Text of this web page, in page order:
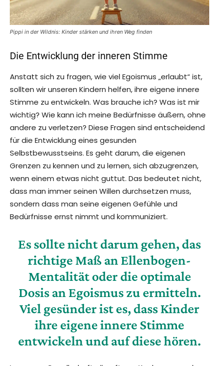
Pippi in der Wildnis: Kinder stärken und ihren Weg finden
Die Entwicklung der inneren Stimme
Anstatt sich zu fragen, wie viel Egoismus „erlaubt“ ist,
sollten wir unseren Kindern helfen, ihre eigene innere
Stimme zu entwickeln. Was brauche ich? Was ist mir
wichtig? Wie kann ich meine Bedürfnisse äußern, ohne
andere zu verletzen? Diese Fragen sind entscheidend
für die Entwicklung eines gesunden
Selbstbewusstseins. Es geht darum, die eigenen
Grenzen zu kennen und zu lernen, sich abzugrenzen,
wenn einem etwas nicht guttut. Das bedeutet nicht,
dass man immer seinen Willen durchsetzen muss,
sondern dass man seine eigenen Gefühle und
Bedürfnisse ernst nimmt und kommuniziert.
Es sollte nicht darum gehen, das
richtige Maß an Ellenbogen-
Mentalität oder die optimale
Dosis an Egoismus zu ermitteln.
Viel gesünder ist es, dass Kinder
ihre eigene innere Stimme
entwickeln und auf diese hören.